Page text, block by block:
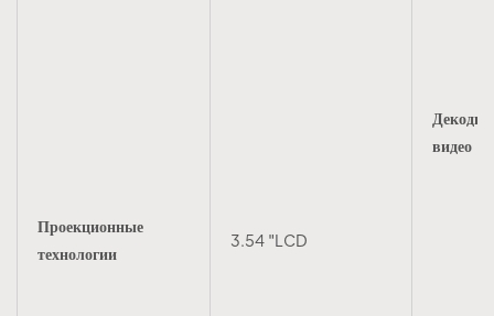
Проекционные
технологии
3.54 "LCD
видео